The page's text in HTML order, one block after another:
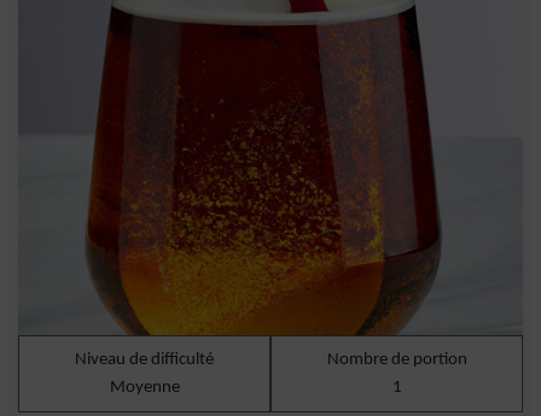
Niveau de difficulté
Moyenne
Nombre de portion
1